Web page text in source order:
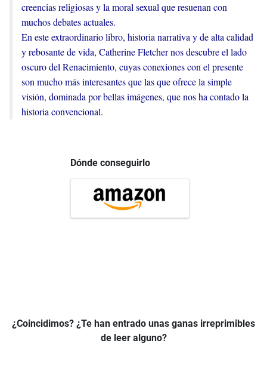
creencias religiosas y la moral sexual que resuenan con
muchos debates actuales.
En este extraordinario libro, historia narrativa y de alta calidad
y rebosante de vida, Catherine Fletcher nos descubre el lado
oscuro del Renacimiento, cuyas conexiones con el presente
son mucho más interesantes que las que ofrece la simple
visión, dominada por bellas imágenes, que nos ha contado la
historia convencional.
Dónde conseguirlo
¿Coincidimos? ¿Te han entrado unas ganas irreprimibles
de leer alguno?